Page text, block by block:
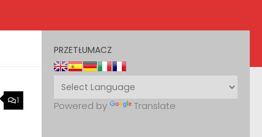
1
PRZETŁUMACZ
Powered by Translate